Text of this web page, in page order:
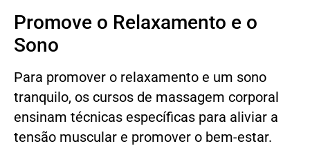
Promove o Relaxamento e o
Sono
Para promover o relaxamento e um sono
tranquilo, os cursos de massagem corporal
ensinam técnicas específicas para aliviar a
tensão muscular e promover o bem-estar.